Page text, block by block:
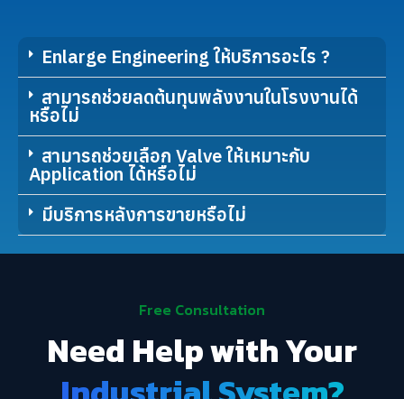
Enlarge Engineering ให้บริการอะไร ?
สามารถช่วยลดต้นทุนพลังงานในโรงงานได้
หรือไม่
สามารถช่วยเลือก Valve ให้เหมาะกับ
Application ได้หรือไม่
มีบริการหลังการขายหรือไม่
Free Consultation
Need Help with Your